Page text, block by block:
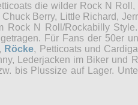
die wilder Rock N Roll,
Berry, Little Richard,
Rock N Roll/Rockabilly
Für Fans der 50er
Röcke, Petticoats und
Lederjacken im Biker und
bis Plussize auf Lager.